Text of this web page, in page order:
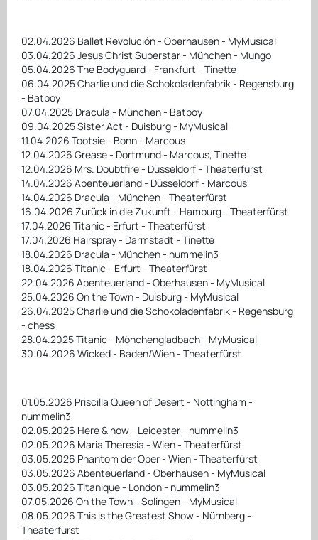
02.04.2026 Ballet Revolución - Oberhausen - MyMusical
03.04.2026 Jesus Christ Superstar - München - Mungo
05.04.2026 The Bodyguard - Frankfurt - Tinette
06.04.2025 Charlie und die Schokoladenfabrik - Regensburg
- Batboy
07.04.2025 Dracula - München - Batboy
09.04.2025 Sister Act - Duisburg - MyMusical
11.04.2026 Tootsie - Bonn - Marcous
12.04.2026 Grease - Dortmund - Marcous, Tinette
12.04.2026 Mrs. Doubtfire - Düsseldorf - Theaterfürst
14.04.2026 Abenteuerland - Düsseldorf - Marcous
14.04.2026 Dracula - München - Theaterfürst
16.04.2026 Zurück in die Zukunft - Hamburg - Theaterfürst
17.04.2026 Titanic - Erfurt - Theaterfürst
17.04.2026 Hairspray - Darmstadt - Tinette
18.04.2026 Dracula - München - nummelin3
18.04.2026 Titanic - Erfurt - Theaterfürst
22.04.2026 Abenteuerland - Oberhausen - MyMusical
25.04.2026 On the Town - Duisburg - MyMusical
26.04.2025 Charlie und die Schokoladenfabrik - Regensburg
- chess
28.04.2025 Titanic - Mönchengladbach - MyMusical
30.04.2026 Wicked - Baden/Wien - Theaterfürst
01.05.2026 Priscilla Queen of Desert - Nottingham -
nummelin3
02.05.2026 Here & now - Leicester - nummelin3
02.05.2026 Maria Theresia - Wien - Theaterfürst
03.05.2026 Phantom der Oper - Wien - Theaterfürst
03.05.2026 Abenteuerland - Oberhausen - MyMusical
03.05.2026 Titanique - London - nummelin3
07.05.2026 On the Town - Solingen - MyMusical
08.05.2026 This is the Greatest Show - Nürnberg -
Theaterfürst